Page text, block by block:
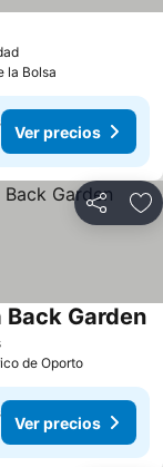
la Bolsa
Ver precios
Compartir
Garden
de Oporto
Ver precios